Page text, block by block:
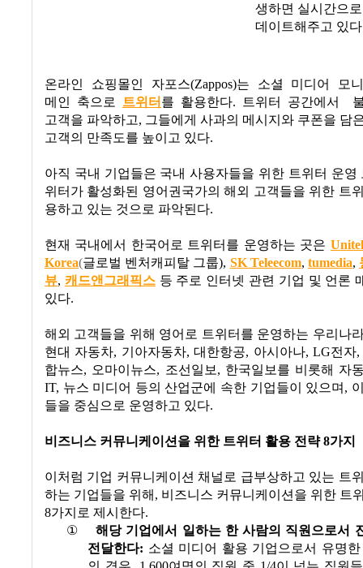
생하면 실시간으
데이트해주고 있다
온라인 쇼핑몰인 자포스(Zappos)는 소셜 미디어 모
메인 축으로 트위터 를 활용한다. 트위터 공간에서
고객을 파악하고, 그들에게 사과의 메시지와 쿠폰을 담
고객의 만족도를 높이고 있다.
아직 국내 기업들은 국내 사용자들을 위한 트위터 운영
위터가 활성화된 영어권국가의 해외 고객들을 위한 트
용하고 있는 것으로 파악된다.
현재 국내에서 한국어로 트위터를 운영하는 곳은 Unitel
Korea(글로벌 벤처캐피탈 그룹), SK Teleecom, tumedia,
뷰, 캐드앤그래픽스 등 주로 인터넷 관련 기업 및 언론
있다.
해외 고객들을 위해 영어로 트위터를 운영하는 우리나
현대 자동차, 기아자동차,대한항공, 아시아나, LG전자
합뉴스, 오마이뉴스, 조선일보, 한국일보를 비롯해 자
IT, 뉴스 미디어 등의 산업군에 속한 기업들이 있으며 ,
들을 중심으로 운영하고 있다.
비즈니스 커뮤니케이션을 위한 트위터 활용 전략8가지
이처럼 기업 커뮤니케이션 채널로 급부상하고 있는 트
하는 기업들을 위해 , 비즈니스 커뮤니케이션을 위한 트
8가지로 제시한다.
①
해당 기업에서 일하는 한 사람의 직원으로서
전달한다: 소셜 미디어 활용 기업으로서 유명